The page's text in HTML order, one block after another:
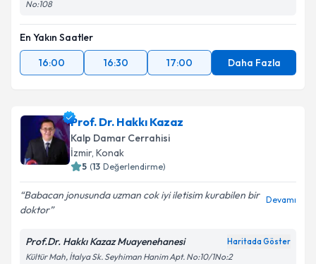
No:108
En Yakın Saatler
16:00
16:30 17:00 Daha Fazla
Prof. Dr. Hakkı Kazaz
Kalp Damar Cerrahisi
İzmir, Konak
5 (13 Değerlendirme)
Babacan jonusunda uzman cok iyi iletisim kurabilen bir
doktor
Devamı
Prof.Dr. Hakkı Kazaz Muayenehanesi Haritada Göster
Kültür Mah, İtalya Sk. Seyhiman Hanim Apt. No:10/1No:2